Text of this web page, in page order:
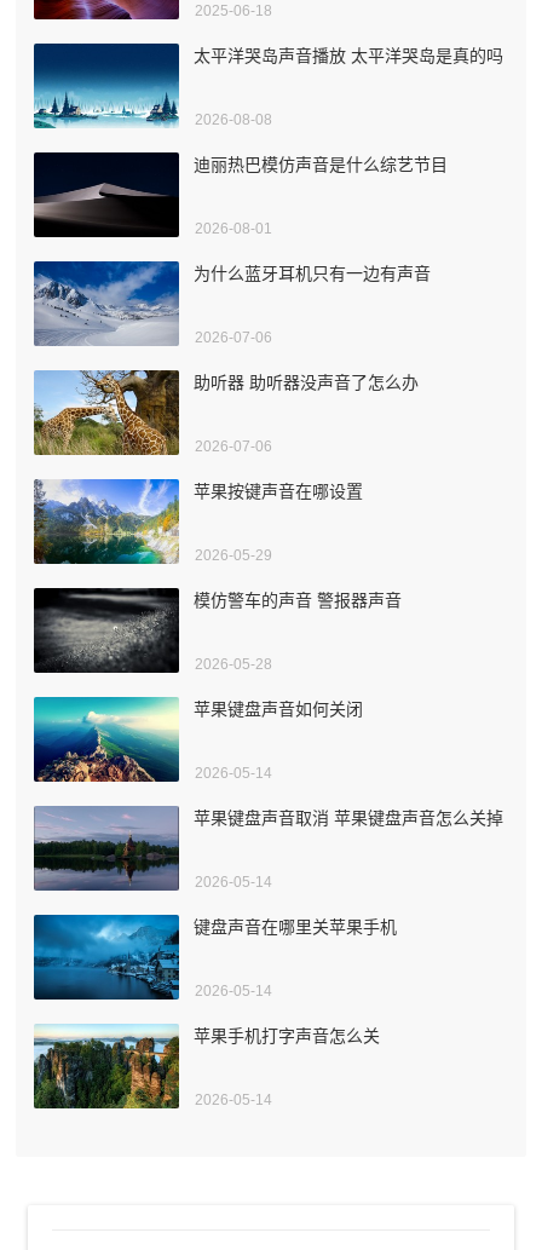
2025-06-18
太平洋哭岛声音播放 太平洋哭岛是真的吗
2026-08-08
迪丽热巴模仿声音是什么综艺节目
2026-08-01
为什么蓝牙耳机只有一边有声音
2026-07-06
助听器 助听器没声音了怎么办
2026-07-06
苹果按键声音在哪设置
2026-05-29
模仿警车的声音 警报器声音
2026-05-28
苹果键盘声音如何关闭
2026-05-14
苹果键盘声音取消 苹果键盘声音怎么关掉
2026-05-14
键盘声音在哪里关苹果手机
2026-05-14
苹果手机打字声音怎么关
2026-05-14